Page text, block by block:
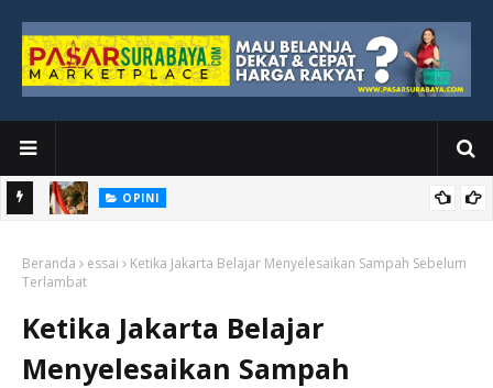
OPINI
Beranda essai
Ketika Jakarta Belajar Menyelesaikan Sampah Sebelum
Terlambat
Ketika Jakarta Belajar
Menyelesaikan Sampah